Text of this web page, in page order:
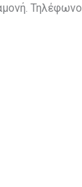
Τηλέφωνο